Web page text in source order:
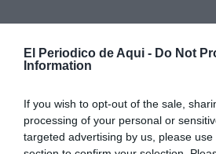
El Periodico de Aqui - Do Not
Information
If you wish to opt-out of the sale,
processing of your personal or
targeted advertising by us, please
La referida novedad más